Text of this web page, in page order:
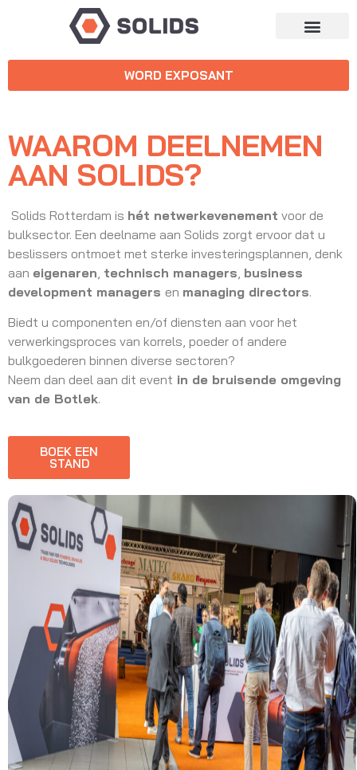
WORD EXPOSANT
WAAROM DEELNEMEN
AAN SOLIDS?
Solids Rotterdam is hét netwerkevenement voor de
bulksector. Een deelname aan Solids zorgt ervoor dat u
beslissers ontmoet met sterke investeringsplannen, denk
aan eigenaren, technisch managers, business
development managers en managing directors.
Biedt u componenten en/of diensten aan voor het
verwerkingsproces van korrels, poeder of andere
bulkgoederen binnen diverse sectoren?
Neem dan deel aan dit event in de bruisende omgeving
van de Botlek.
BOEK EEN
STAND